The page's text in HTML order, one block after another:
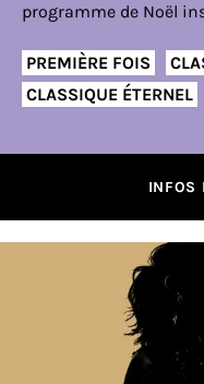
programme de Noël
PREMIÈRE FOIS
CLASSIQUE ÉTERNEL
INFOS